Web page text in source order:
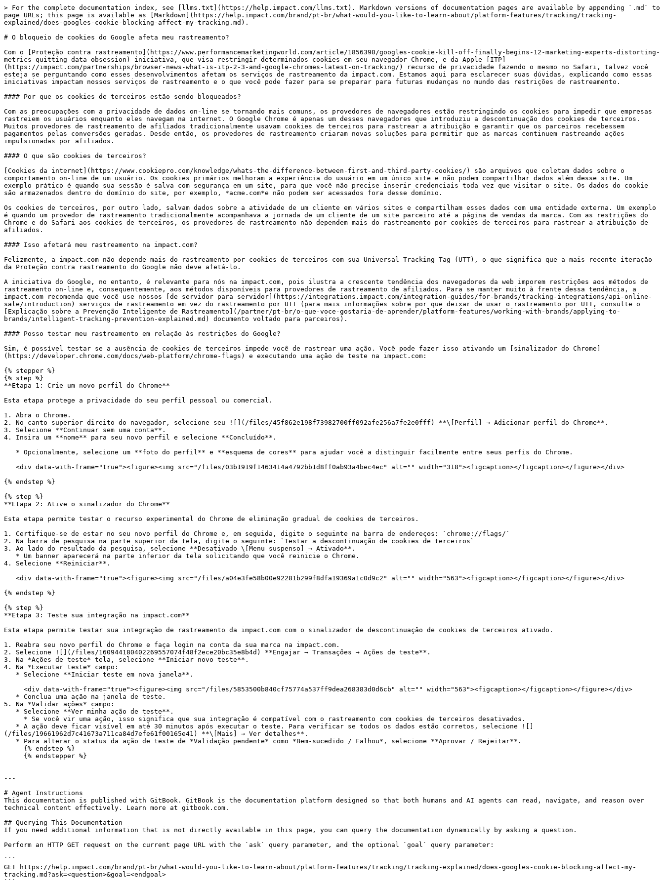
> For the complete documentation index, see [llms.txt](https://help.impact.com/llms.txt). Markdown versions of documentation pages are available by appending `.md` to
page URLs; this page is available as [Markdown](https://help.impact.com/brand/pt-br/what-would-you-like-to-learn-about/platform-features/tracking/tracking-
explained/does-googles-cookie-blocking-affect-my-tracking.md).
# O bloqueio de cookies do Google afeta meu rastreamento?
Com o [Proteção contra rastreamento](https://www.performancemarketingworld.com/article/1856390/googles-cookie-kill-off-finally-begins-12-marketing-experts-distorting-
metrics-quitting-data-obsession) iniciativa, que visa restringir determinados cookies em seu navegador Chrome, e da Apple [ITP]
(https://impact.com/partnerships/browser-news-what-is-itp-2-3-and-google-chromes-latest-on-tracking/) recurso de privacidade fazendo o mesmo no Safari, talvez você
esteja se perguntando como esses desenvolvimentos afetam os serviços de rastreamento da impact.com. Estamos aqui para esclarecer suas dúvidas, explicando como essas
iniciativas impactam nossos serviços de rastreamento e o que você pode fazer para se preparar para futuras mudanças no mundo das restrições de rastreamento.
#### Por que os cookies de terceiros estão sendo bloqueados?
Com as preocupações com a privacidade de dados on-line se tornando mais comuns, os provedores de navegadores estão restringindo os cookies para impedir que empresas
rastreiem os usuários enquanto eles navegam na internet. O Google Chrome é apenas um desses navegadores que introduziu a descontinuação dos cookies de terceiros.
Muitos provedores de rastreamento de afiliados tradicionalmente usavam cookies de terceiros para rastrear a atribuição e garantir que os parceiros recebessem
pagamentos pelas conversões geradas. Desde então, os provedores de rastreamento criaram novas soluções para permitir que as marcas continuem rastreando ações
impulsionadas por afiliados.
#### O que são cookies de terceiros?
[Cookies da internet](https://www.cookiepro.com/knowledge/whats-the-difference-between-first-and-third-party-cookies/) são arquivos que coletam dados sobre o
comportamento on-line de um usuário. Os cookies primários melhoram a experiência do usuário em um único site e não podem compartilhar dados além desse site. Um
exemplo prático é quando sua sessão é salva com segurança em um site, para que você não precise inserir credenciais toda vez que visitar o site. Os dados do cookie
são armazenados dentro do domínio do site, por exemplo, *acme.com*e não podem ser acessados fora desse domínio.
Os cookies de terceiros, por outro lado, salvam dados sobre a atividade de um cliente em vários sites e compartilham esses dados com uma entidade externa. Um exemplo
é quando um provedor de rastreamento tradicionalmente acompanhava a jornada de um cliente de um site parceiro até a página de vendas da marca. Com as restrições do
Chrome e do Safari aos cookies de terceiros, os provedores de rastreamento não dependem mais do rastreamento por cookies de terceiros para rastrear a atribuição de
afiliados.
#### Isso afetará meu rastreamento na impact.com?
Felizmente, a impact.com não depende mais do rastreamento por cookies de terceiros com sua Universal Tracking Tag (UTT), o que significa que a mais recente iteração
da Proteção contra rastreamento do Google não deve afetá-lo.
A iniciativa do Google, no entanto, é relevante para nós na impact.com, pois ilustra a crescente tendência dos navegadores da web imporem restrições aos métodos de
rastreamento on-line e, consequentemente, aos métodos disponíveis para provedores de rastreamento de afiliados. Para se manter muito à frente dessa tendência, a
impact.com recomenda que você use nossos [de servidor para servidor](https://integrations.impact.com/integration-guides/for-brands/tracking-integrations/api-online-
sale/introduction) serviços de rastreamento em vez do rastreamento por UTT (para mais informações sobre por que deixar de usar o rastreamento por UTT, consulte o
[Explicação sobre a Prevenção Inteligente de Rastreamento](/partner/pt-br/o-que-voce-gostaria-de-aprender/platform-features/working-with-brands/applying-to-
brands/intelligent-tracking-prevention-explained.md) documento voltado para parceiros).
#### Posso testar meu rastreamento em relação às restrições do Google?
Sim, é possível testar se a ausência de cookies de terceiros impede você de rastrear uma ação. Você pode fazer isso ativando um [sinalizador do Chrome]
(https://developer.chrome.com/docs/web-platform/chrome-flags) e executando uma ação de teste na impact.com:
{% stepper %}
{% step %}
**Etapa 1: Crie um novo perfil do Chrome**
Esta etapa protege a privacidade do seu perfil pessoal ou comercial.
1. Abra o Chrome.
2. No canto superior direito do navegador, selecione seu ![](/files/45f862e198f73982700ff092afe256a7fe2e0fff) **\[Perfil] → Adicionar perfil do Chrome**.
3. Selecione **Continuar sem uma conta**.
4. Insira um **nome** para seu novo perfil e selecione **Concluído**.
{% endstep %}
{% step %}
**Etapa 2: Ative o sinalizador do Chrome**
Esta etapa permite testar o recurso experimental do Chrome de eliminação gradual de cookies de terceiros.
1. Certifique-se de estar no seu novo perfil do Chrome e, em seguida, digite o seguinte na barra de endereços: `chrome://flags/`
2. Na barra de pesquisa na parte superior da tela, digite o seguinte: `Testar a descontinuação de cookies de terceiros`
3. Ao lado do resultado da pesquisa, selecione **Desativado \[Menu suspenso] → Ativado**.
4. Selecione **Reiniciar**.
{% endstep %}
{% step %}
**Etapa 3: Teste sua integração na impact.com**
Esta etapa permite testar sua integração de rastreamento da impact.com com o sinalizador de descontinuação de cookies de terceiros ativado.
1. Reabra seu novo perfil do Chrome e faça login na conta da sua marca na impact.com.
2. Selecione ![](/files/160944180402269557074f48f2ece20bc35e8b4d) **Engajar → Transações → Ações de teste**.
3. Na *Ações de teste* tela, selecione **Iniciar novo teste**.
4. Na *Executar teste* campo:
5. Na *Validar ações* campo:
(/files/19661962d7c41673a711ca84d7efe61f00165e41) **\[Mais] → Ver detalhes**.
---
# Agent Instructions
This documentation is published with GitBook. GitBook is the documentation platform designed so that both humans and AI agents can read, navigate, and reason over
technical content effectively. Learn more at gitbook.com.
## Querying This Documentation
If you need additional information that is not directly available in this page, you can query the documentation dynamically by asking a question.
Perform an HTTP GET request on the current page URL with the `ask` query parameter, and the optional `goal` query parameter:
```
GET https://help.impact.com/brand/pt-br/what-would-you-like-to-learn-about/platform-features/tracking/tracking-explained/does-googles-cookie-blocking-affect-my-
tracking.md?ask=<question>&goal=<endgoal>
```